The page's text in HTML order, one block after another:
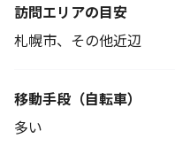
訪問エリアの目安
札幌市、その他近辺
移動手段 （自転車）
多い